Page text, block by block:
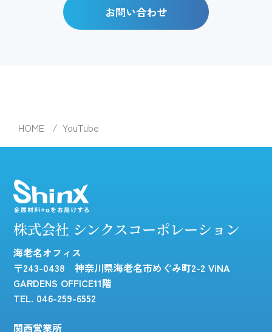
お問い合わせ
HOME YouTube
株式会社 シンクスコーポレーション
海老名オフィス
〒243-0438 神奈川県海老名市めぐみ町2-2 ViNA
GARDENS OFFICE11階
TEL. 046-259-6552
関西営業所